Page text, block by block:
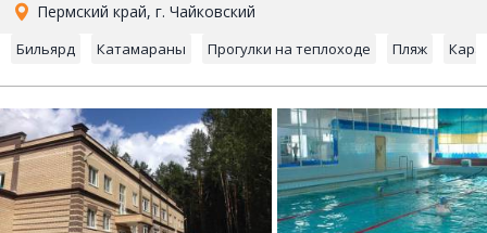
Пермский край, г. Чайковский
Бильярд Катамараны Прогулки на теплоходе Пляж